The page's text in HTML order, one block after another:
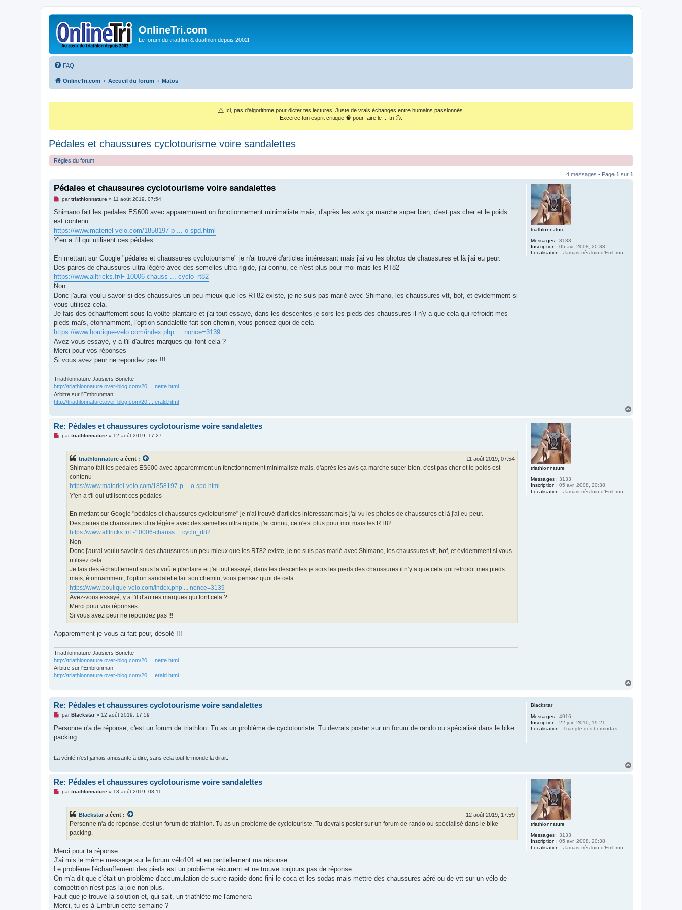
OnlineTri.com
Le forum du triathlon & duathlon depuis 2002!
FAQ
OnlineTri.com Accueil du forum Matos
⚠️ Ici, pas d'algorithme pour dicter tes lectures! Juste de vrais échanges entre humains passionnés.
Excerce ton esprit critique 🧠 pour faire le ... tri 😉.
Pédales et chaussures cyclotourisme voire sandalettes
Règles du forum
4 messages • Page 1 sur 1
triathlonnature
Messages : 3133
Inscription : 05 avr. 2008, 20:38
Localisation : Jamais très loin d'Embrun
Pédales et chaussures cyclotourisme voire sandalettes
M
s
a
g
e
n
l
u
partriathlonnature» 11 août 2019, 07:54
Shimano fait les pedales ES600 avec apparemment un fonctionnement minimaliste mais, d'après les avis ça marche super bien, c'est pas cher et le poids
est contenu
https://www.materiel-velo.com/1858197-p ... o-spd.html
Y'en a t'il qui utilisent ces pédales
En mettant sur Google "pédales et chaussures cyclotourisme" je n'ai trouvé d'articles intéressant mais j'ai vu les photos de chaussures et là j'ai eu peur.
Des paires de chaussures ultra légère avec des semelles ultra rigide, j'ai connu, ce n'est plus pour moi mais les RT82
https://www.alltricks.fr/F-10006-chauss ... cyclo_rt82
Non
Donc j'aurai voulu savoir si des chaussures un peu mieux que les RT82 existe, je ne suis pas marié avec Shimano, les chaussures vtt, bof, et évidemment si
vous utilisez cela.
Je fais des échauffement sous la voûte plantaire et j'ai tout essayé, dans les descentes je sors les pieds des chaussures il n'y a que cela qui refroidit mes
pieds maïs, étonnamment, l'option sandalette fait son chemin, vous pensez quoi de cela
https://www.boutique-velo.com/index.php ... nonce=3139
Avez-vous essayé, y a t'il d'autres marques qui font cela ?
Merci pour vos réponses
Si vous avez peur ne repondez pas !!!
Triathlonnature Jausiers Bonette
http://triathlonnature.over-blog.com/20 ... nette.html
Arbitre sur l'Embrunman
http://triathlonnature.over-blog.com/20 ... erald.html
triathlonnature
Messages : 3133
Inscription : 05 avr. 2008, 20:38
Localisation : Jamais très loin d'Embrun
Re: Pédales et chaussures cyclotourisme voire sandalettes
Mpartriathlonnature» 12 août 2019, 17:27
triathlonnature a écrit : 11 août 2019, 07:54
Shimano fait les pedales ES600 avec apparemment un fonctionnement minimaliste mais, d'après les avis ça marche super bien, c'est pas cher et le poids est
contenu
https://www.materiel-velo.com/1858197-p ... o-spd.html
Y'en a t'il qui utilisent ces pédales
En mettant sur Google "pédales et chaussures cyclotourisme" je n'ai trouvé d'articles intéressant mais j'ai vu les photos de chaussures et là j'ai eu peur.
Des paires de chaussures ultra légère avec des semelles ultra rigide, j'ai connu, ce n'est plus pour moi mais les RT82
https://www.alltricks.fr/F-10006-chauss ... cyclo_rt82
Non
Donc j'aurai voulu savoir si des chaussures un peu mieux que les RT82 existe, je ne suis pas marié avec Shimano, les chaussures vtt, bof, et évidemment si vous
utilisez cela.
Je fais des échauffement sous la voûte plantaire et j'ai tout essayé, dans les descentes je sors les pieds des chaussures il n'y a que cela qui refroidit mes pieds
maïs, étonnamment, l'option sandalette fait son chemin, vous pensez quoi de cela
https://www.boutique-velo.com/index.php ... nonce=3139
Avez-vous essayé, y a t'il d'autres marques qui font cela ?
Merci pour vos réponses
Si vous avez peur ne repondez pas !!!
Apparemment je vous ai fait peur, désolé !!!
Triathlonnature Jausiers Bonette
http://triathlonnature.over-blog.com/20 ... nette.html
Arbitre sur l'Embrunman
http://triathlonnature.over-blog.com/20 ... erald.html
Blackstar
Messages : 4916
Inscription : 22 juin 2010, 19:21
Localisation : Triangle des bermudas
Re: Pédales et chaussures cyclotourisme voire sandalettes
M
s
a
n
u
parBlackstar» 12 août 2019, 17:59
Personne n'a de réponse, c'est un forum de triathlon. Tu as un problème de cyclotouriste. Tu devrais poster sur un forum de rando ou spécialisé dans le bike
packing.
La vérité n'est jamais amusante à dire, sans cela tout le monde la dirait.
triathlonnature
Messages : 3133
Inscription : 05 avr. 2008, 20:38
Localisation : Jamais très loin d'Embrun
Re: Pédales et chaussures cyclotourisme voire sandalettes
M
l
u
partriathlonnature» 13 août 2019, 08:11
Blackstar a écrit : 12 août 2019, 17:59
Personne n'a de réponse, c'est un forum de triathlon. Tu as un problème de cyclotouriste. Tu devrais poster sur un forum de rando ou spécialisé dans le bike
packing.
Merci pour ta réponse.
J'ai mis le même message sur le forum vélo101 et eu partiellement ma réponse.
Le problème l'échauffement des pieds est un problème récurrent et ne trouve toujours pas de réponse.
On m'a dit que c'était un problème d'accumulation de sucre rapide donc fini le coca et les sodas mais mettre des chaussures aéré ou de vtt sur un vélo de
compétition n'est pas la joie non plus.
Faut que je trouve la solution et, qui sait, un triathlète me l'amenera
Merci, tu es à Embrun cette semaine ?